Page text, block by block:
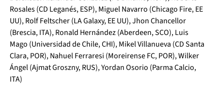
Rosales (CD Leganés, ESP), Miguel Navarro (Chicago Fire, EE
UU), Rolf Feltscher (LA Galaxy, EE UU), Jhon Chancellor
(Brescia, ITA), Ronald Hernández (Aberdeen, SCO), Luis
Mago (Universidad de Chile, CHI), Mikel Villanueva (CD Santa
Clara, POR), Nahuel Ferraresi (Moreirense FC, POR), Wilker
Ángel (Ajmat Groszny, RUS), Yordan Osorio (Parma Calcio,
ITA)